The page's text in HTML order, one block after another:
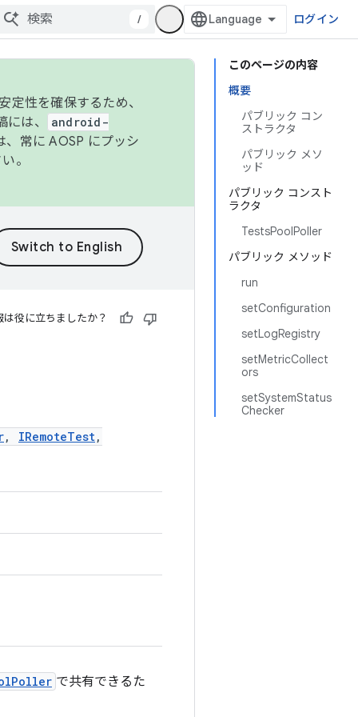
/ ログイン
このページの内容
概要
パブリック コン
ストラクタ
パブリック メソ
ッド
パブリック コンスト
ラクタ
TestsPoolPoller
パブリック メソッド
run
setConfiguration
setLogRegistry
setMetricCollect
ors
setSystemStatus
Checker
性を確保するため、
は、
android-
常に AOSP にプッシ
。
は役に立ちましたか？
, IRemoteTest,
で共有できるた